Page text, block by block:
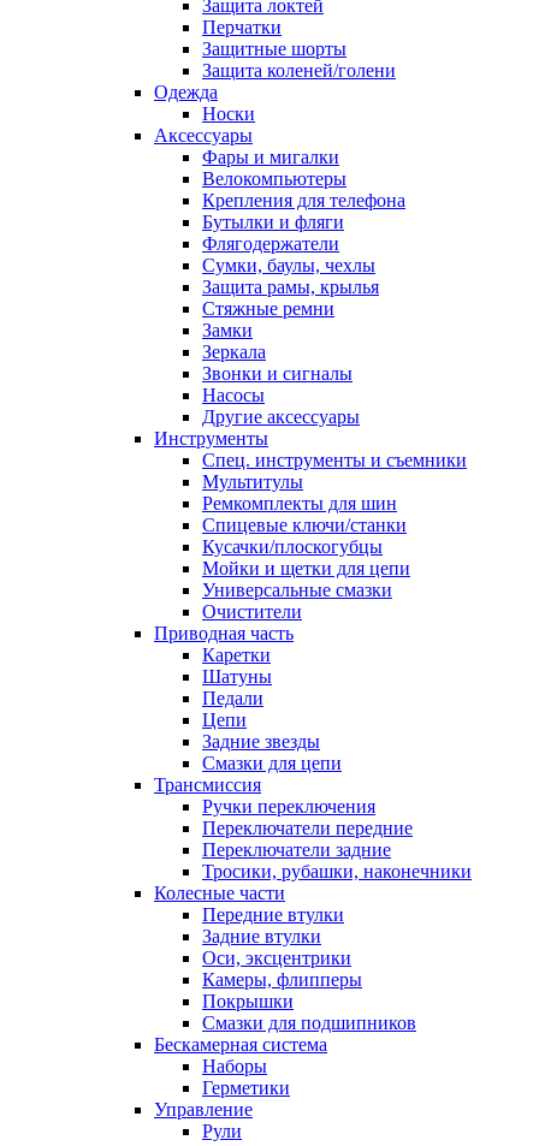
Защита локтей
Перчатки
Защитные шорты
Защита коленей/голени
Одежда
Носки
Аксессуары
Фары и мигалки
Велокомпьютеры
Крепления для телефона
Бутылки и фляги
Флягодержатели
Сумки, баулы, чехлы
Защита рамы, крылья
Стяжные ремни
Замки
Зеркала
Звонки и сигналы
Насосы
Другие аксессуары
Инструменты
Спец. инструменты и съемники
Мультитулы
Ремкомплекты для шин
Спицевые ключи/станки
Кусачки/плоскогубцы
Мойки и щетки для цепи
Универсальные смазки
Очистители
Приводная часть
Каретки
Шатуны
Педали
Цепи
Задние звезды
Смазки для цепи
Трансмиссия
Ручки переключения
Переключатели передние
Переключатели задние
Тросики, рубашки, наконечники
Колесные части
Передние втулки
Задние втулки
Оси, эксцентрики
Камеры, флипперы
Покрышки
Смазки для подшипников
Бескамерная система
Наборы
Герметики
Управление
Рули